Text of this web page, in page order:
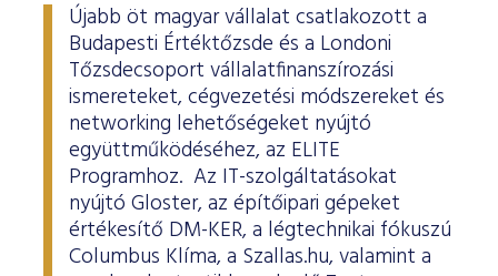
Újabb öt magyar vállalat csatlakozott a
Budapesti Értéktőzsde és a Londoni
Tőzsdecsoport vállalatfinanszírozási
ismereteket, cégvezetési módszereket és
networking lehetőségeket nyújtó
együttműködéséhez, az ELITE
Programhoz. Az IT-szolgáltatásokat
nyújtó Gloster, az építőipari gépeket
értékesítő DM-KER, a légtechnikai fókuszú
Columbus Klíma, a Szallas.hu, valamint a